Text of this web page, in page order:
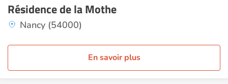
Résidence de la Mothe
Nancy (54000)
En savoir plus